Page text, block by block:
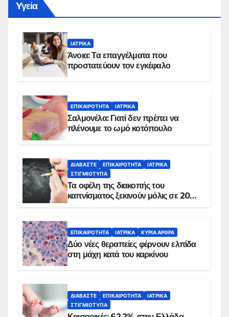
Yγεία
ΙΑΤΡΙΚΆ
Άνοια: Τα επαγγέλματα που
προστατεύουν τον εγκέφαλο
ΕΠΙΚΑΙΡΌΤΗΤΑ ΙΑΤΡΙΚΆ
Σαλμονέλα: Γιατί δεν πρέπει να
πλένουμε το ωμό κοτόπουλο
ΔΙΑΒΆΣΤΕ ΕΠΙΚΑΙΡΌΤΗΤΑ
ΙΑΤΡΙΚΆ
ΣΤΙΓΜΙΌΤΥΠΑ
Τα οφέλη της διακοπής του
καπνίσματος ξεκινούν μόλις σε 20
ΕΠΙΚΑΙΡΌΤΗΤΑ ΙΑΤΡΙΚΆ ΚΥΡΙΑ ΑΡΘΡΑ
Δύο νέες θεραπείες φέρνουν ελπίδα
στη μάχη κατά του καρκίνου
ΔΙΑΒΆΣΤΕ ΕΠΙΚΑΙΡΌΤΗΤΑ
ΙΑΤΡΙΚΆ
ΣΤΙΓΜΙΌΤΥΠΑ